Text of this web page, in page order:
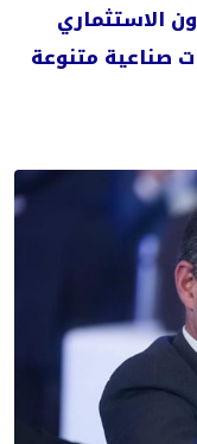
الاستثماري
صناعية متنوعة